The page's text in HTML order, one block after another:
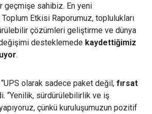
geçmişe sahibiz. En yeni
Etkisi Raporumuz, toplulukları
çözümleri geliştirme ve dünya
desteklemede kaydettiğimiz
.
olarak sadece paket değil, fırsat
“Yenilik, sürdürülebilirlik ve iş
çünkü kuruluşumuzun pozitif